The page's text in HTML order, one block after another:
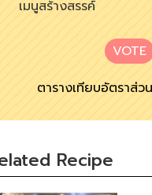
เมนูสร้างสรรค์
VOTE
ตารางเทียบอัตราส่วน
Recipe